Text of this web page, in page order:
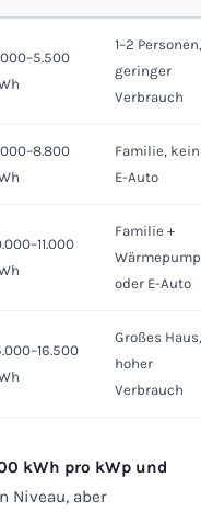
1–2 Personen,
geringer
Verbrauch
Familie, kein
E-Auto
Familie +
oder E-Auto
Großes Haus,
hoher
Verbrauch
kWh pro kWp und
Niveau, aber